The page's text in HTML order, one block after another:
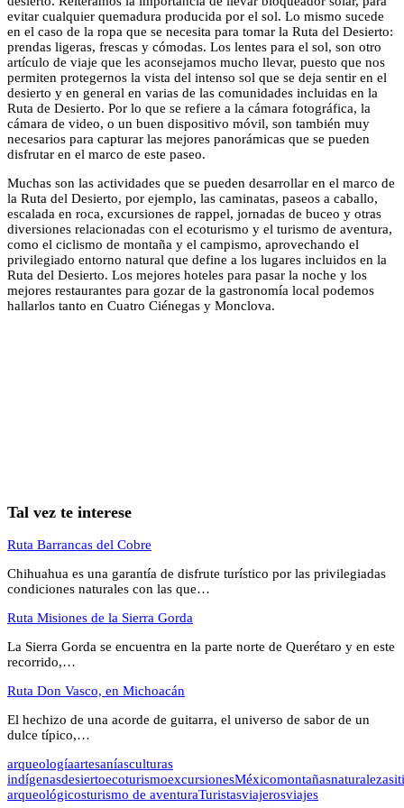
evitar cualquier quemadura producida por el sol. Lo mismo sucede
en el caso de la ropa que se necesita para tomar la Ruta del Desierto:
prendas ligeras, frescas y cómodas. Los lentes para el sol, son otro
artículo de viaje que les aconsejamos mucho llevar, puesto que nos
permiten protegernos la vista del intenso sol que se deja sentir en el
desierto y en general en varias de las comunidades incluidas en la
Ruta de Desierto. Por lo que se refiere a la cámara fotográfica, la
cámara de video, o un buen dispositivo móvil, son también muy
necesarios para capturar las mejores panorámicas que se pueden
disfrutar en el marco de este paseo.
Muchas son las actividades que se pueden desarrollar en el marco de
la Ruta del Desierto, por ejemplo, las caminatas, paseos a caballo,
escalada en roca, excursiones de rappel, jornadas de buceo y otras
diversiones relacionadas con el ecoturismo y el turismo de aventura,
como el ciclismo de montaña y el campismo, aprovechando el
privilegiado entorno natural que define a los lugares incluidos en la
Ruta del Desierto. Los mejores hoteles para pasar la noche y los
mejores restaurantes para gozar de la gastronomía local podemos
hallarlos tanto en Cuatro Ciénegas y Monclova.
Tal vez te interese
Ruta Barrancas del Cobre
Chihuahua es una garantía de disfrute turístico por las privilegiadas
condiciones naturales con las que…
Ruta Misiones de la Sierra Gorda
La Sierra Gorda se encuentra en la parte norte de Querétaro y en este
recorrido,…
Ruta Don Vasco, en Michoacán
El hechizo de una acorde de guitarra, el universo de sabor de un
dulce típico,…
arqueologíaartesaníasculturas
indígenasdesiertoecoturismoexcursionesMéxicomontañasnaturaleza
arqueológicosturismo de aventuraTuristasviajerosviajes